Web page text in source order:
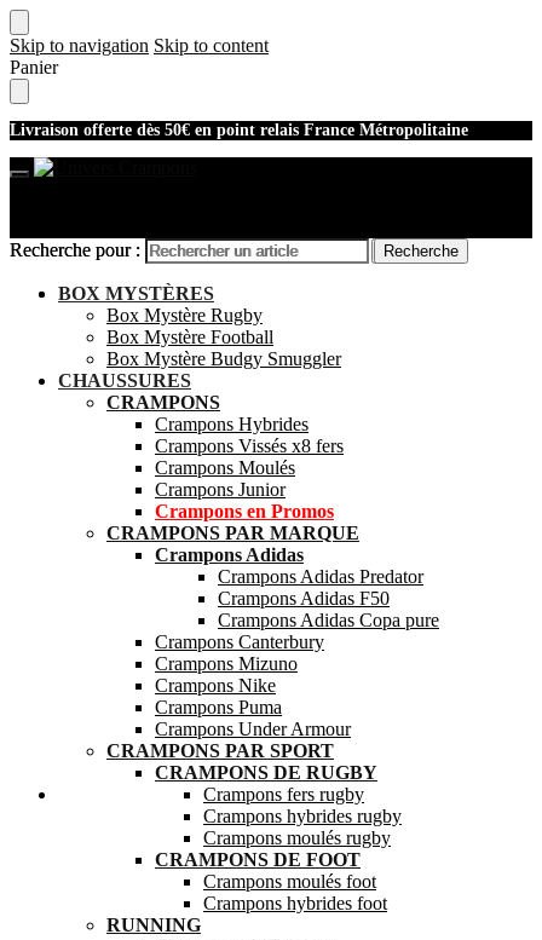
Skip to navigation Skip to content
Panier
Livraison offerte dès 50€ en point relais France Métropolitaine
Recherche pour : Recherche
Mon compte
Recherche pour : Recherche
BOX MYSTÈRES
Box Mystère Rugby
Box Mystère Football
Box Mystère Budgy Smuggler
CHAUSSURES
CRAMPONS
Crampons Hybrides
Crampons Vissés x8 fers
Crampons Moulés
Crampons Junior
Crampons en Promos
CRAMPONS PAR MARQUE
Crampons Adidas
Crampons Adidas Predator
Crampons Adidas F50
Crampons Adidas Copa pure
Crampons Canterbury
Crampons Mizuno
Crampons Nike
Crampons Puma
Crampons Under Armour
CRAMPONS PAR SPORT
CRAMPONS DE RUGBY
Crampons fers rugby
Crampons hybrides rugby
Crampons moulés rugby
CRAMPONS DE FOOT
Crampons moulés foot
Crampons hybrides foot
RUNNING